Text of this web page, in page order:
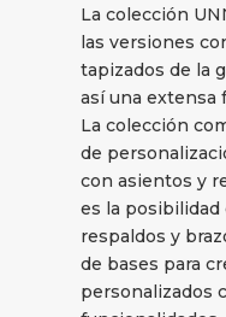
La colección
las versiones
tapizados de la
así una extensa
La colección
de
con asientos y
es la
respaldos y
de bases para
personalizados